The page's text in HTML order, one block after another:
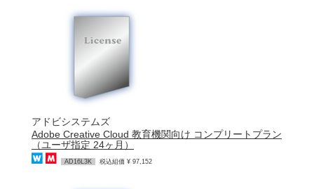
アドビシステムズ
Adobe Creative Cloud 教育機関向け コンプリートプラン
（ユーザ指定 24ヶ月）
AD16L3K 税込組価 ¥ 97,152